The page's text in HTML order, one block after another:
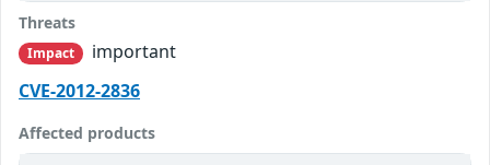
Threats
Impact
important
CVE-2012-2836
Affected products